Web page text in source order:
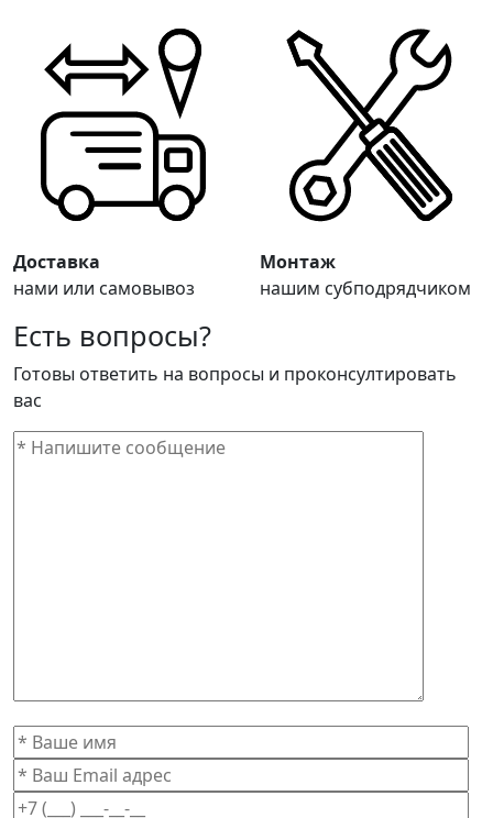
Доставка
нами или самовывоз
Монтаж
нашим субподрядчиком
Есть вопросы?
Готовы ответить на вопросы и проконсултировать
вас